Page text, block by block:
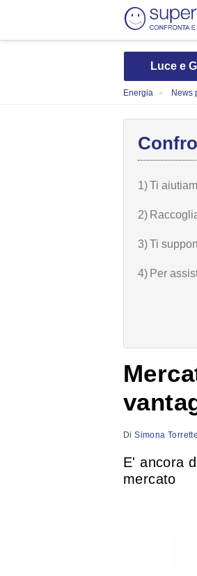
Luce e
Energia News
1)Ti
2)
3)Ti
4) Per
DiSimona
E' ancora
mercato